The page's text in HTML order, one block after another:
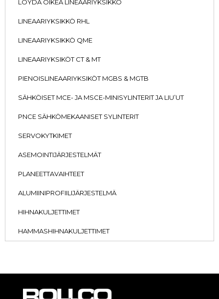
LÖYDÄ OIKEA LINEAARIYKSIKKÖ
LINEAARIYKSIKKÖ RHL
LINEAARIYKSIKKÖ QME
LINEAARIYKSIKÖT CT & MT
PIENOISLINEAARIYKSIKÖT MGBS & MGTB
SÄHKÖISET MCE- JA MSCE-MINISYLINTERIT JA LIU’UT
PNCE SÄHKÖMEKAANISET SYLINTERIT
SERVOKYTKIMET
ASEMOINTIJÄRJESTELMÄT
PLANEETTAVAIHTEET
ALUMIINIPROFIILIJÄRJESTELMÄ
HIHNAKULJETTIMET
HAMMASHIHNAKULJETTIMET